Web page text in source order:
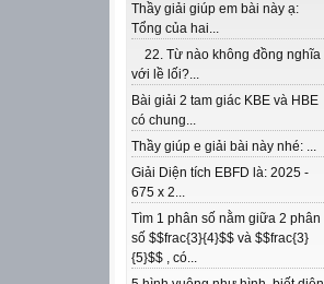
Thầy giải giúp em bài này ạ:
Tổng của hai...
22. Từ nào không đồng nghĩa
với lề lối?...
Bài giải 2 tam giác KBE và HBE
có chung...
Thầy giúp e giải bài này nhé: ...
Giải Diện tích EBFD là: 2025 -
675 x 2...
Tìm 1 phân số nằm giữa 2 phân
số $$frac{3}{4}$$ và $$frac{3}
{5}$$ , có...